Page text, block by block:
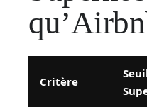
Critère